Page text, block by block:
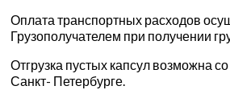
Оплата транспортных расходов
Грузополучателем при получении
Отгрузка пустых капсул возможна
Санкт- Петербурге.